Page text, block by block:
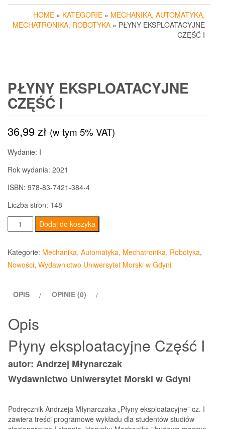
HOME » KATEGORIE » MECHANIKA, AUTOMATYKA,
MECHATRONIKA, ROBOTYKA » PŁYNY EKSPLOATACYJNE
CZĘŚĆ I
PŁYNY EKSPLOATACYJNE
CZĘŚĆ I
36,99zł (w tym 5% VAT)
Wydanie: I
Rok wydania: 2021
ISBN: 978-83-7421-384-4
Liczba stron: 148
ilość
Płyny
eksploatacyjne
Część
Dodaj do koszyka
Kategorie: Mechanika, Automatyka, Mechatronika, Robotyka,
Nowości, Wydawnictwo Uniwersytet Morski w Gdyni
OPIS OPINIE (0)
Opis
Płyny eksploatacyjne Część I
autor: Andrzej Młynarczak
Wydawnictwo Uniwersytet Morski w Gdyni
Podręcznik Andrzeja Młynarczaka „Płyny eksploatacyjne” cz. I
zawiera treści programowe wykładu dla studentów studiów